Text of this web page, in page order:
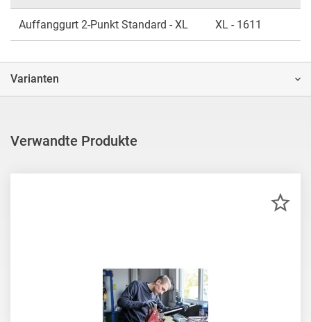
Auffanggurt 2-Punkt Standard - XL XL - 1611
Varianten
Verwandte Produkte